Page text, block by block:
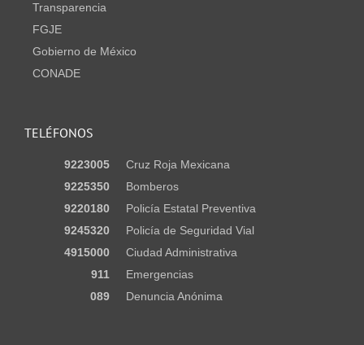
TELÉFONOS
9223005
Cruz Roja Mexicana
9225350
Bomberos
9220180
Policía Estatal Preventiva
9245320
Policía de Seguridad Vial
4915000
Ciudad Administrativa
911
Emergencias
089
Denuncia Anónima
Transparencia
FGJE
Gobierno de México
CONADE